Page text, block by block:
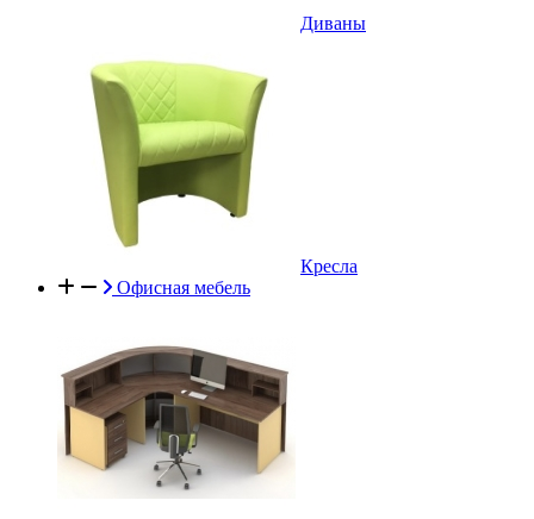
Диваны
Кресла
Офисная мебель